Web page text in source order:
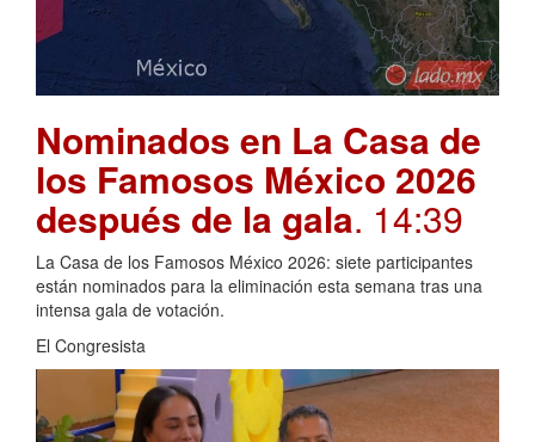
Nominados en La Casa de
los Famosos México 2026
después de la gala. 14:39
La Casa de los Famosos México 2026: siete participantes
están nominados para la eliminación esta semana tras una
intensa gala de votación.
El Congresista